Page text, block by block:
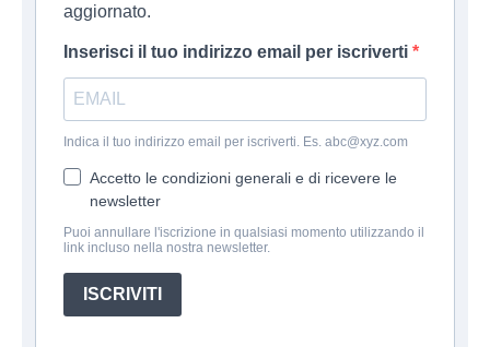
aggiornato.
Inserisci il tuo indirizzo email per iscriverti
Indica il tuo indirizzo email per iscriverti. Es. abc@xyz.com
Accetto le condizioni generali e di ricevere le
newsletter
Puoi annullare l'iscrizione in qualsiasi momento utilizzando il
link incluso nella nostra newsletter.
ISCRIVITI